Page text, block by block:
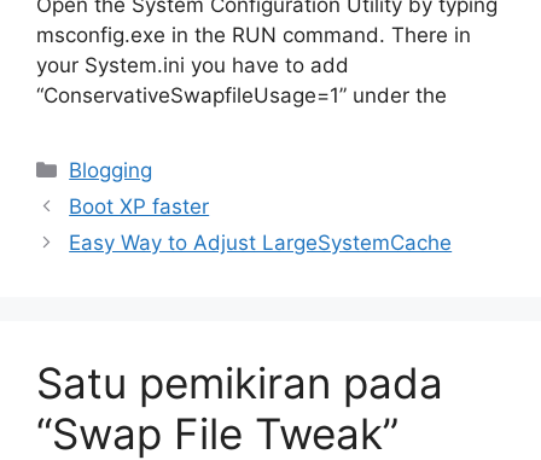
Open the System Configuration Utility by typing
msconfig.exe in the RUN command. There in
your System.ini you have to add
“ConservativeSwapfileUsage=1” under the
Kategori
Blogging
Boot XP faster
Easy Way to Adjust LargeSystemCache
Satu pemikiran pada
“Swap File Tweak”